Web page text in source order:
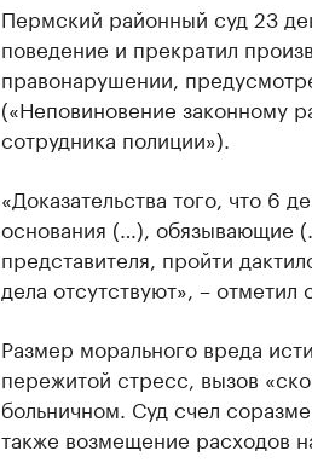
Пермский районный суд 23
поведение и прекратил
правонарушении,
(«Неповиновение законному
сотрудника полиции»).
«Доказательства того, что 6
основания (…), обязывающие
представителя, пройти
дела отсутствуют», – отметил
Размер морального вреда
пережитой стресс, вызов
больничном. Суд счел
также возмещение расходов